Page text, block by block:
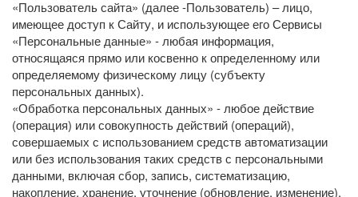
«Пользователь сайта» (далее -Пользователь) – лицо,
имеющее доступ к Сайту, и использующее его Сервисы
«Персональные данные» - любая информация,
относящаяся прямо или косвенно к определенному или
определяемому физическому лицу (субъекту
персональных данных).
«Обработка персональных данных» - любое действие
(операция) или совокупность действий (операций),
совершаемых с использованием средств автоматизации
или без использования таких средств с персональными
данными, включая сбор, запись, систематизацию,
накопление, хранение, уточнение (обновление, изменение),